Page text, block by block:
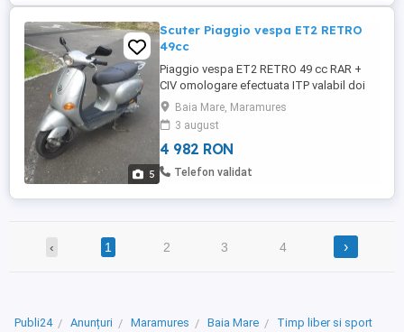
5
Scuter Piaggio vespa ET2 RETRO
49cc
Piaggio vespa ET2 RETRO 49 cc RAR +
CIV omologare efectuata ITP valabil doi
ani 2027 12000 km Stare bună de
funcționare Se oferă fiscal.
Baia Mare, Maramures
3 august
4 982 RON
Telefon validat
‹ 1 2 3 4 ›
Publi24 Anunțuri Maramures Baia Mare
Timp liber si sport